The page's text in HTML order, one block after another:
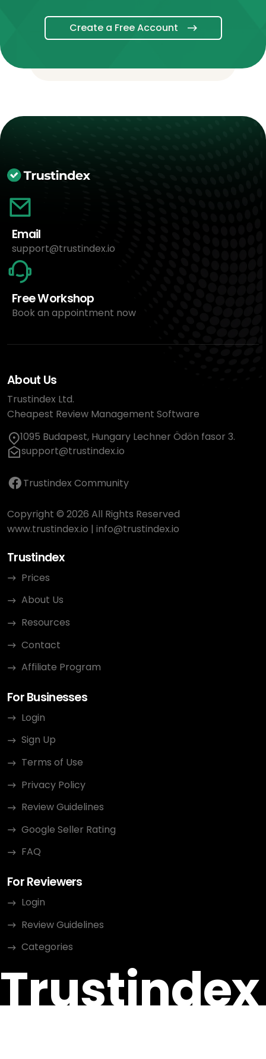
Create a Free Account
Email
support@trustindex.io
Free Workshop
Book an appointment now
About Us
Trustindex Ltd.
Cheapest Review Management Software
1095 Budapest, Hungary Lechner Ödön fasor 3.
support@trustindex.io
Trustindex Community
Copyright © 2026 All Rights Reserved
www.trustindex.io | info@trustindex.io
Trustindex
Prices
About Us
Resources
Contact
Affiliate Program
For Businesses
Login
Sign Up
Terms of Use
Privacy Policy
Review Guidelines
Google Seller Rating
FAQ
For Reviewers
Login
Review Guidelines
Categories
Trustindex